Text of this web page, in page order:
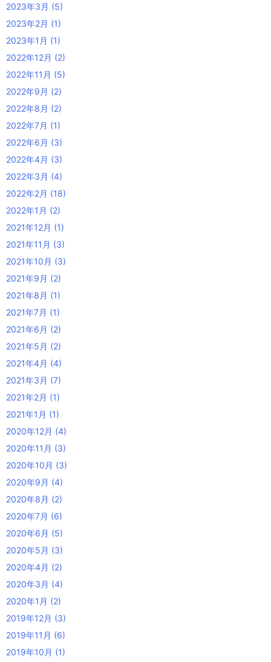
2023年3月 (5)
2023年2月 (1)
2023年1月 (1)
2022年12月 (2)
2022年11月 (5)
2022年9月 (2)
2022年8月 (2)
2022年7月 (1)
2022年6月 (3)
2022年4月 (3)
2022年3月 (4)
2022年2月 (18)
2022年1月 (2)
2021年12月 (1)
2021年11月 (3)
2021年10月 (3)
2021年9月 (2)
2021年8月 (1)
2021年7月 (1)
2021年6月 (2)
2021年5月 (2)
2021年4月 (4)
2021年3月 (7)
2021年2月 (1)
2021年1月 (1)
2020年12月 (4)
2020年11月 (3)
2020年10月 (3)
2020年9月 (4)
2020年8月 (2)
2020年7月 (6)
2020年6月 (5)
2020年5月 (3)
2020年4月 (2)
2020年3月 (4)
2020年1月 (2)
2019年12月 (3)
2019年11月 (6)
2019年10月 (1)